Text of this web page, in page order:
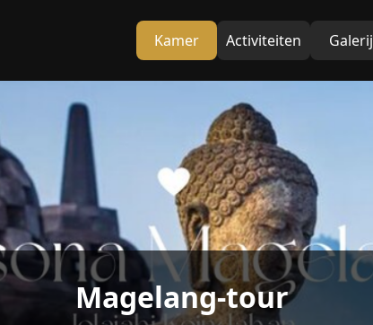
Kamer Activiteiten Galerij
Magelang-tour